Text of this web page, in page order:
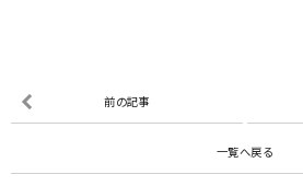
前の記事
一覧へ戻る